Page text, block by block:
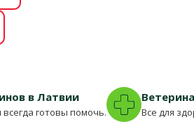
в Латвии
готовы помочь. Все для